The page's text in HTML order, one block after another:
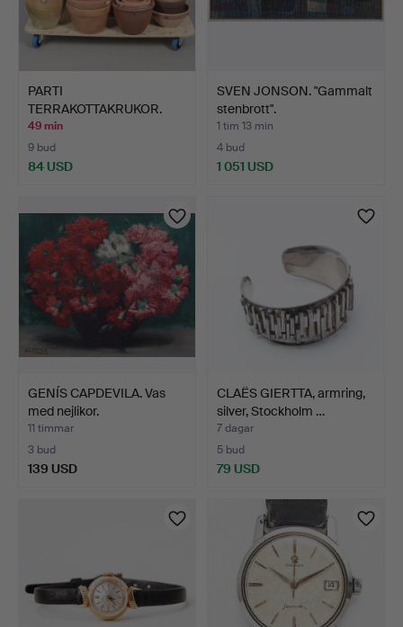
PARTI
TERRAKOTTAKRUKOR.
49 min
9 bud
84 USD
SVEN JONSON. "Gammalt
stenbrott".
1 tim 13 min
4 bud
1 051 USD
GENÍS CAPDEVILA. Vas
med nejlikor.
11 timmar
3 bud
139 USD
CLAËS GIERTTA, armring,
silver, Stockholm …
7 dagar
5 bud
79 USD